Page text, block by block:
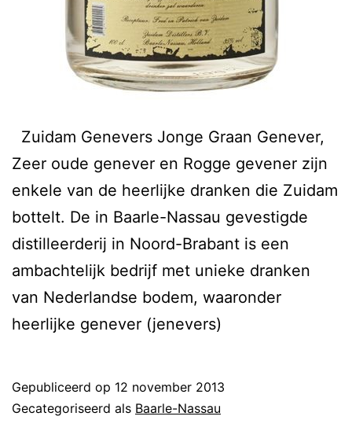
Zuidam Genevers Jonge Graan Genever,
Zeer oude genever en Rogge gevener zijn
enkele van de heerlijke dranken die Zuidam
bottelt. De in Baarle-Nassau gevestigde
distilleerderij in Noord-Brabant is een
ambachtelijk bedrijf met unieke dranken
van Nederlandse bodem, waaronder
heerlijke genever (jenevers)
Gepubliceerd op 12 november 2013
Gecategoriseerd als Baarle-Nassau